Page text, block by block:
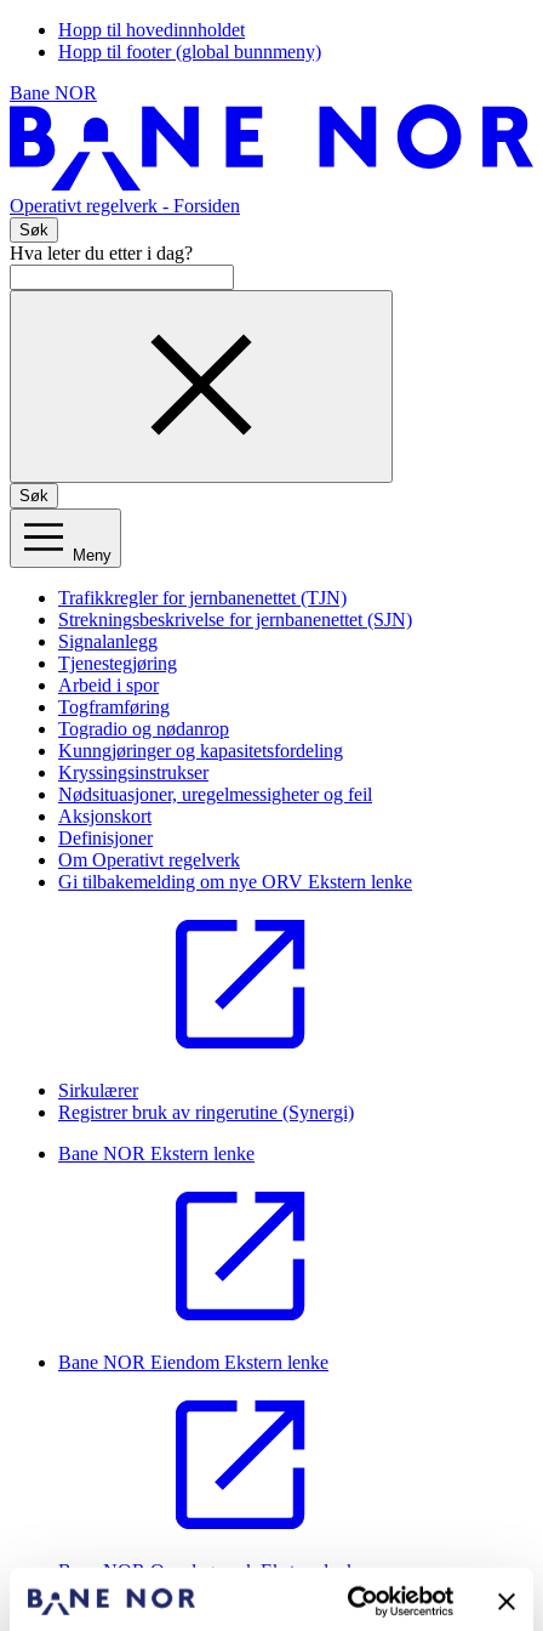
Hopp til hovedinnholdet
Hopp til footer (global bunnmeny)
Bane NOR
Operativt regelverk - Forsiden
Søk
Hva leter du etter i dag?
Søk
Meny
Trafikkregler for jernbanenettet (TJN)
Strekningsbeskrivelse for jernbanenettet (SJN)
Signalanlegg
Tjenestegjøring
Arbeid i spor
Togframføring
Togradio og nødanrop
Kunngjøringer og kapasitetsfordeling
Kryssingsinstrukser
Nødsituasjoner, uregelmessigheter og feil
Aksjonskort
Definisjoner
Om Operativt regelverk
Gi tilbakemelding om nye ORV Ekstern lenke
Sirkulærer
Registrer bruk av ringerutine (Synergi)
Bane NOR Ekstern lenke
Bane NOR Eiendom Ekstern lenke
Bane NOR Oppslagsverk Ekstern lenke